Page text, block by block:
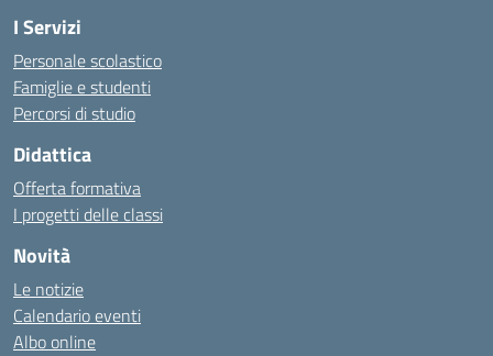
I Servizi
Personale scolastico
Famiglie e studenti
Percorsi di studio
Didattica
Offerta formativa
I progetti delle classi
Novità
Le notizie
Calendario eventi
Albo online